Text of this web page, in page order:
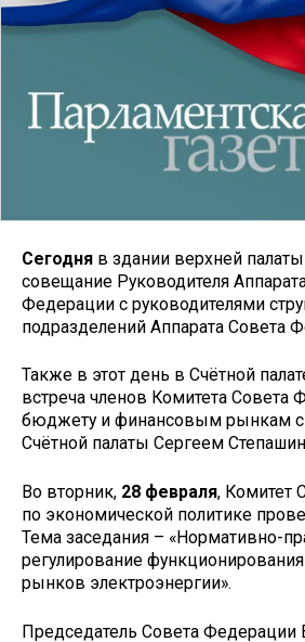
Сегодня в здании верхней палаты
совещание Руководителя
Федерации с руководителями
подразделений Аппарата Совета
Также в этот день в Счётной
встреча членов Комитета Совета
бюджету и финансовым рынкам с
Счётной палаты Сергеем
Во вторник, 28 февраля, Комитет
по экономической политике
Тема заседания – «Нормативно-
регулирование
рынков электроэнергии».
Председатель Совета Федерации